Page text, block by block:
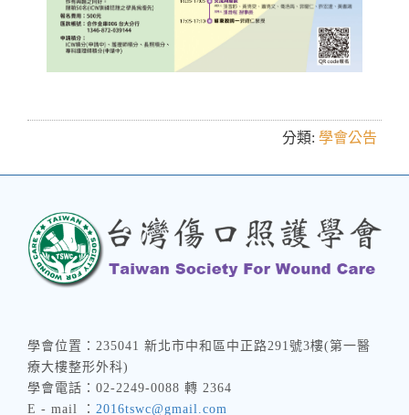
分類: 學會公告
學會位置：235041 新北市中和區中正路291號3樓(第一醫
療大樓整形外科)
學會電話：02-2249-0088 轉 2364
E - mail ： 2016tswc@gmail.com